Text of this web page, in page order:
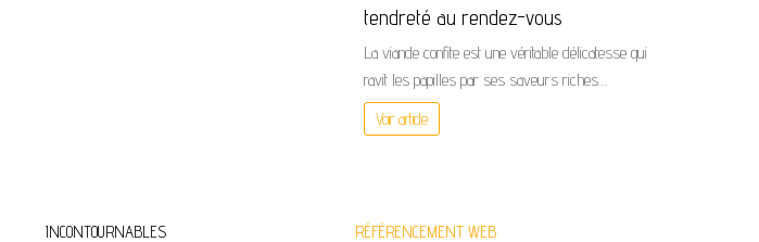
tendreté au rendez-vous
La viande confite est une véritable délicatesse qui
ravit les papilles par ses saveurs riches…
Voir article
INCONTOURNABLES RÉFÉRENCEMENT WEB